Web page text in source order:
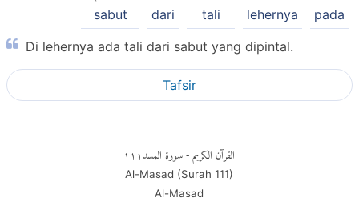
pada
lehernya
tali
dari
sabut
Di lehernya ada tali dari sabut yang dipintal.
Tafsir
القرآن الكريم- سورة المسد١١١
Al-Masad (Surah 111)
Al-Masad